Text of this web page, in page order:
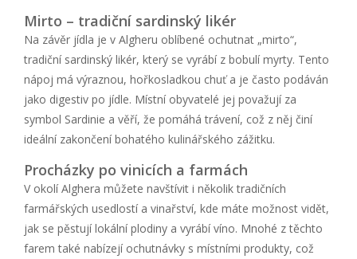
Mirto – tradiční sardinský likér
Na závěr jídla je v Algheru oblíbené ochutnat „mirto“,
tradiční sardinský likér, který se vyrábí z bobulí myrty. Tento
nápoj má výraznou, hořkosladkou chuť a je často podáván
jako digestiv po jídle. Místní obyvatelé jej považují za
symbol Sardinie a věří, že pomáhá trávení, což z něj činí
ideální zakončení bohatého kulinářského zážitku.
Procházky po vinicích a farmách
V okolí Alghera můžete navštívit i několik tradičních
farmářských usedlostí a vinařství, kde máte možnost vidět,
jak se pěstují lokální plodiny a vyrábí víno. Mnohé z těchto
farem také nabízejí ochutnávky s místními produkty, což